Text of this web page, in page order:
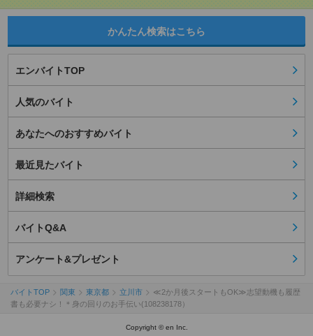
かんたん検索はこちら
エンバイトTOP
人気のバイト
あなたへのおすすめバイト
最近見たバイト
詳細検索
バイトQ&A
アンケート&プレゼント
バイトTOP 関東 東京都 立川市
≪2か月後スタートもOK≫志望動機も履歴
書も必要ナシ！＊身の回りのお手伝い(108238178）
Copyright © en Inc.